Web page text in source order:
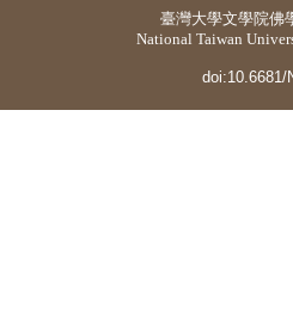
臺灣大學文學院佛
National Taiwan
doi:10.6681/